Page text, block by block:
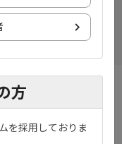
バシーポリシー
合わせ
方
を採用しておりま